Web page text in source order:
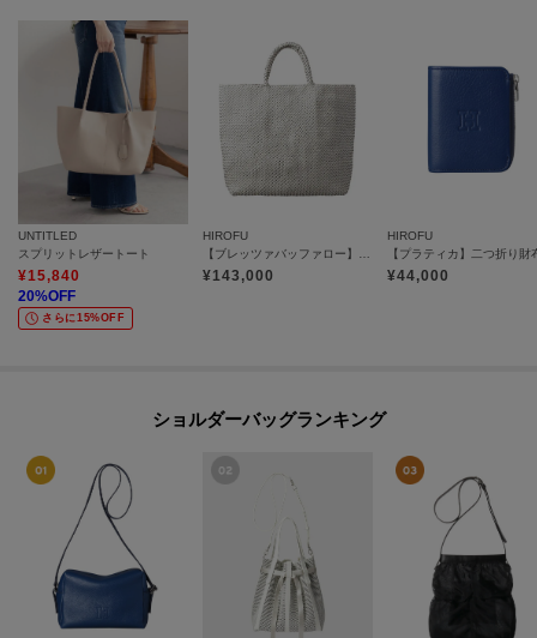
UNTITLED
スプリットレザートート
¥15,840
20%OFF
さらに15%OFF
HIROFU
【ブレッツァバッファロー】レザーメッシュトートバッグ LL 本革 ステッチ（商品番号：P25-30509）
¥143,000
HIROFU
¥44,000
ショルダーバッグランキング